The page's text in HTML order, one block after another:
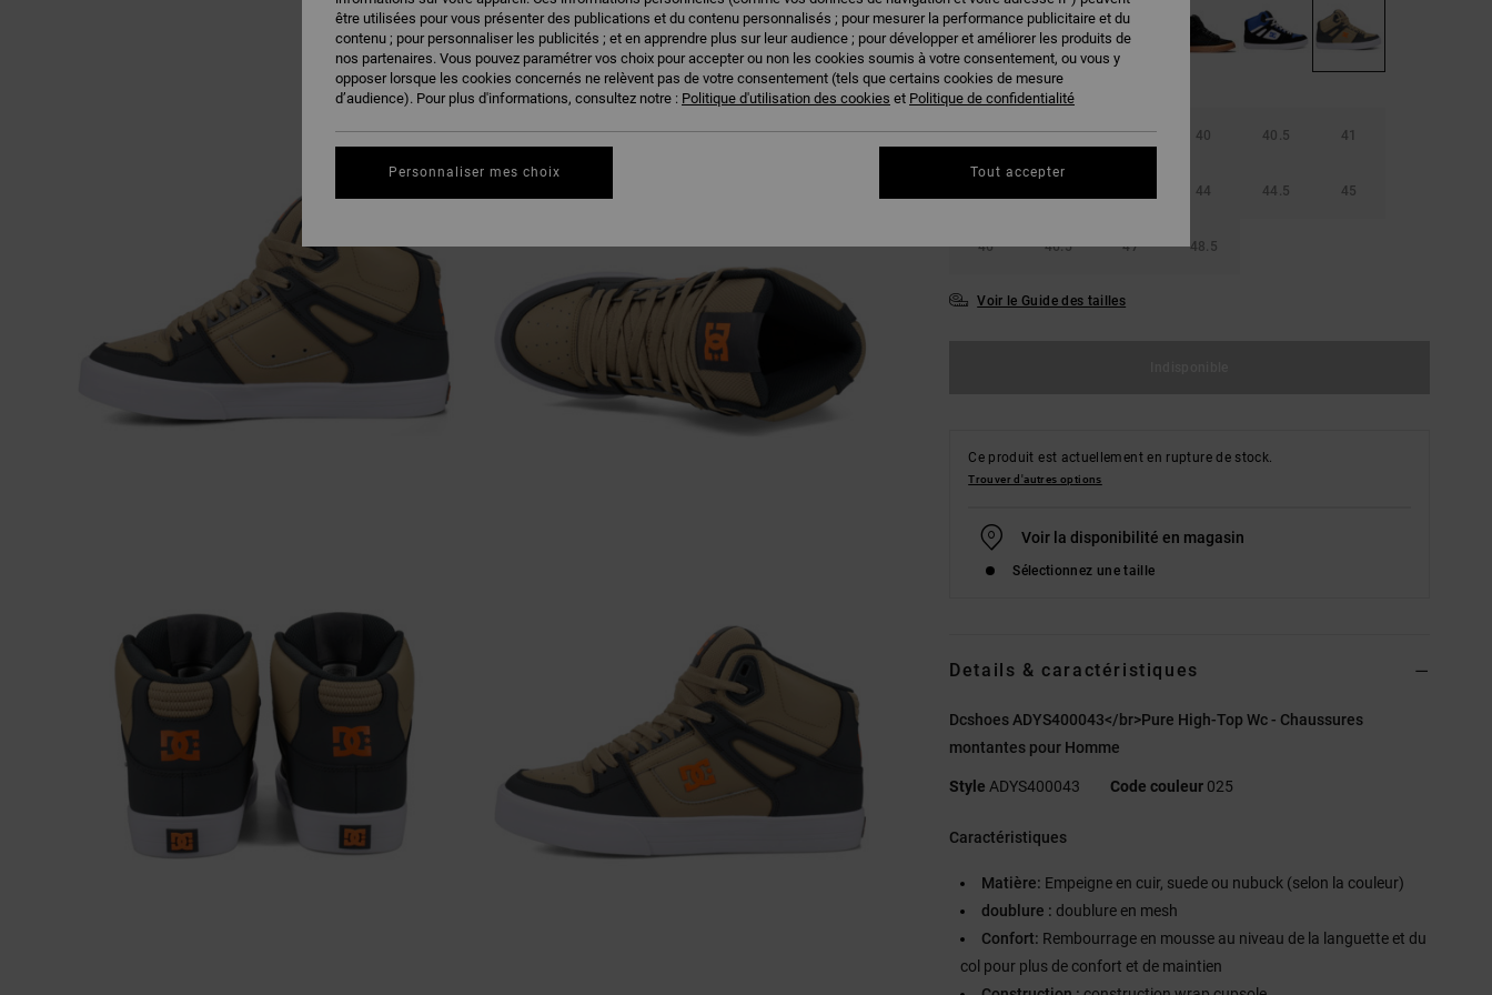
38 38.5 39 40 40.5 41
44 44.5 45
46 46.5 47 48.5
Voir le Guide des tailles
Ce produit est actuellement en rupture de stock.
Trouver d'autres options
Voir la disponibilité en magasin
Sélectionnez une taille
Details & caractéristiques
Dcshoes ADYS400043</br>Pure High-Top Wc - Chaussures
montantes pour Homme
Style ADYS400043 Code couleur 025
Caractéristiques
Matière: Empeigne en cuir, suede ou nubuck (selon la couleur)
doublure : doublure en mesh
Confort: Rembourrage en mousse au niveau de la languette et du
col pour plus de confort et de maintien
être utilisées pour vous présenter des publications et du contenu personnalisés ; pour mesurer la performance publicitaire et du
contenu ; pour personnaliser les publicités ; et en apprendre plus sur leur audience ; pour développer et améliorer les produits de
nos partenaires. Vous pouvez paramétrer vos choix pour accepter ou non les cookies soumis à votre consentement, ou vous y
opposer lorsque les cookies concernés ne relèvent pas de votre consentement (tels que certains cookies de mesure
d’audience). Pour plus d'informations, consultez notre : Politique d'utilisation des cookies et Politique de confidentialité
Personnaliser mes choix Tout accepter